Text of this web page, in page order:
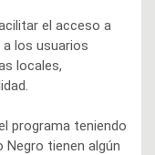
el acceso a
los usuarios
locales,
programa teniendo
Negro tienen algún